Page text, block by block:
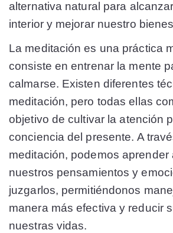
alternativa natural para
interior y mejorar nuestro
La meditación es una práctica
consiste en entrenar la mente
calmarse. Existen diferentes
meditación, pero todas ellas
objetivo de cultivar la atención
conciencia del presente. A
meditación, podemos aprender
nuestros pensamientos y
juzgarlos, permitiéndonos
manera más efectiva y reducir
nuestras vidas.